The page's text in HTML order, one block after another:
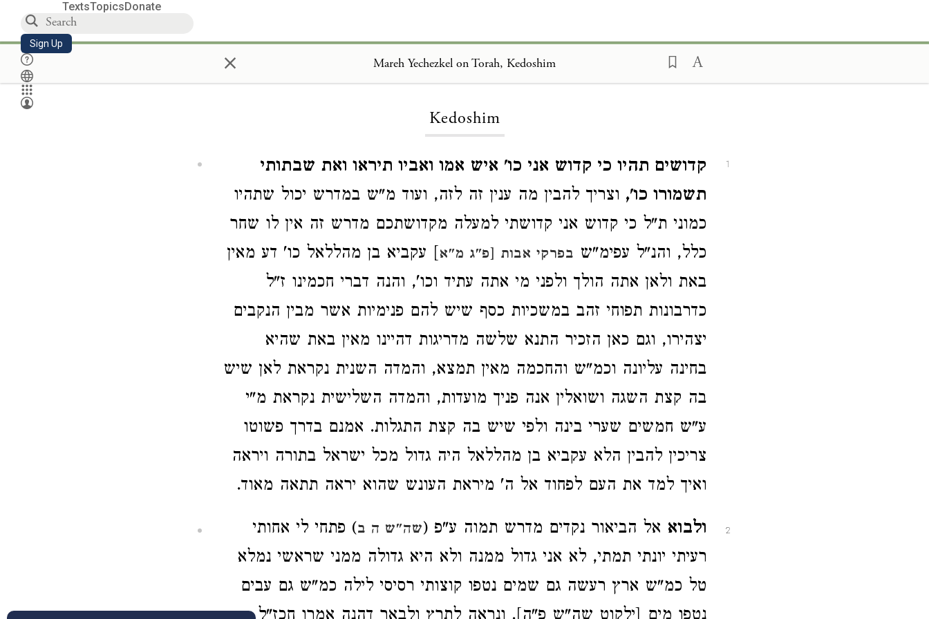
TextsTopicsDonate
Sign Up × Mareh Yechezkel on Torah, Kedoshim
Kedoshim
1
קדושים תהיו כי קדוש אני כו' איש אמו ואביו תיראו ואת שבתותי
תשמורו כו', וצריך להבין מה ענין זה לזה, ועוד מ"ש במדרש יכול שתהיו
כמוני ת"ל כי קדוש אני קדושתי למעלה מקדושתכם מדרש זה אין לו שחר
כלל, והנ"ל עפימ"ש בפרקי אבות [פ"ג מ"א] עקביא בן מהללאל כו' דע מאין
באת ולאן אתה הולך ולפני מי אתה עתיד וכו', והנה דברי חכמינו ז"ל
כדרבונות תפוחי זהב במשכיות כסף שיש להם פנימיות אשר מבין הנקבים
יצהירו, וגם כאן הזכיר התנא שלשה מדריגות דהיינו מאין באת שהיא
בחינה עליונה וכמ"ש והחכמה מאין תמצא, והמדה השנית נקראת לאן שיש
בה קצת השגה ושואלין אנה פניך מועדות, והמדה השלישית נקראת מ"י
ע"ש חמשים שערי בינה ולפי שיש בה קצת התגלות. אמנם בדרך פשוטו
צריכין להבין הלא עקביא בן מהללאל היה גדול מכל ישראל בתורה ויראה
ואיך למד את העם לפחוד אל ה' מיראת העונש שהוא יראה תתאה מאוד.
2 ולבוא אל הביאור נקדים מדרש תמוה ע"פ (שה"ש ה ב) פתחי לי אחותי
רעיתי יונתי תמתי, לא אני גדול ממנה ולא היא גדולה ממני שראשי נמלא
טל כמ"ש ארץ רעשה גם שמים נטפו קוצותי רסיסי לילה כמ"ש גם עבים